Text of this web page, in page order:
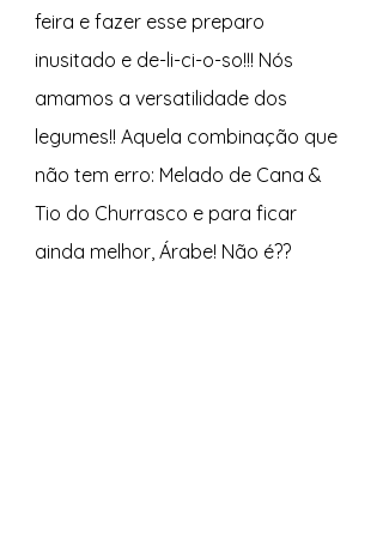
feira e fazer esse preparo
inusitado e de-li-ci-o-so!!! Nós
amamos a versatilidade dos
legumes!! Aquela combinação que
não tem erro: Melado de Cana &
Tio do Churrasco e para ficar
ainda melhor, Árabe! Não é??